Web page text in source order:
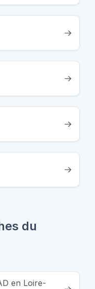
du
en Loire-